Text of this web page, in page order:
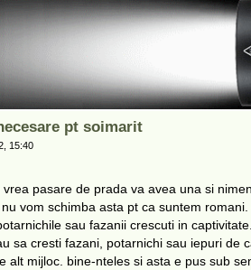
pt soimarit
15:40
pasare de prada va avea una si
vom schimba asta pt ca suntem
sau fazanii crescuti in
sa cresti fazani, potarnichi sau iepuri de
alt mijloc. bine-nteles si asta e pus sub